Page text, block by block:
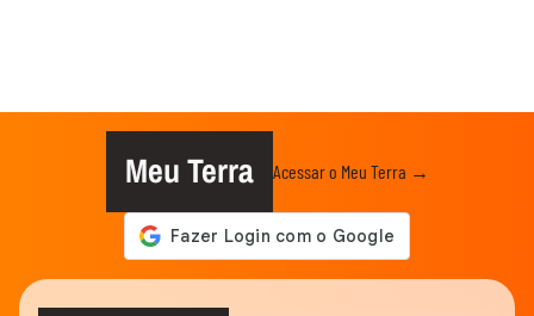
Meu Terra Acessar o Meu Terra →